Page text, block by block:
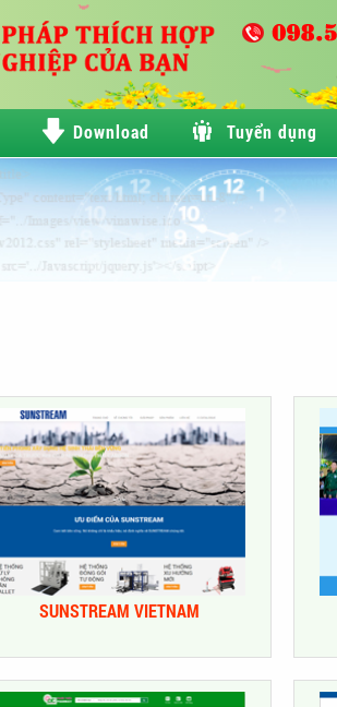
Download Tuyển dụng
SUNSTREAM VIETNAM